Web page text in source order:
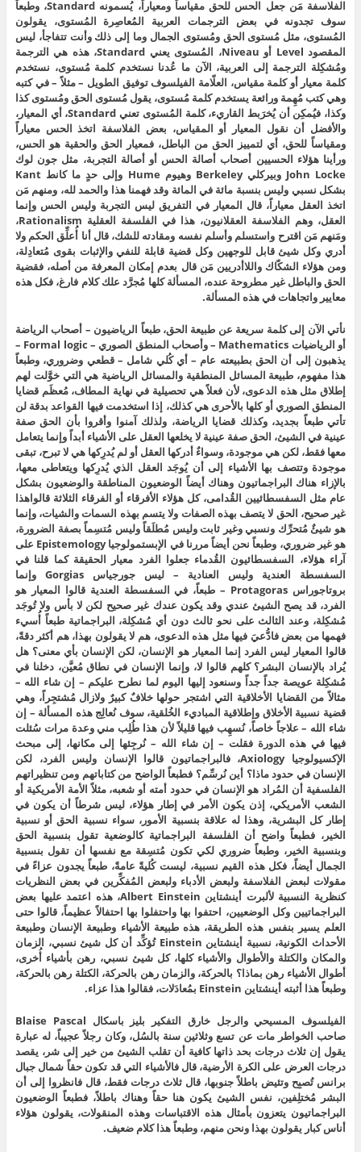
الفلاسفة مَن جعل الحس للحق مقياساً ومعياراً، يُسمونه Standard، وطبعاً
سوف تجدونه في بعض الترجمات العربية المُعاصِرة المُستوى، يقولون
المُستوى، مثل مُستوى الحق ومُستوى الجمال وما إلى ذلك وأنت تتفاجأ، ليس
المقصود Level أو Niveau، المُستوى يعني Standard، هذه هي الترجمة
ومُشكِلة الترجمة إلى العربية، الآن ما عُدنا نستخدم كلمة مُستوى، نستخدم
كلمة معيار أو كلمة مقياس، العلّامة الفيلسوف توفيق الطويل – مثلاً – في كتبه
وهي كتب مُهِمة ورائعة يستخدم كلمة مُستوى، يقول مُستوى الحق ومُستوى كذا
وكذا، فيُمكِن أن يُخرَبط القاريء، كلمة المُستوى تعني Standard، أي المعيار،
والأفضل أن نقول المعيار أو المقياس، بعض الفلاسفة اتخذ الحس معياراً
ومقياساً للحق، أي لتمييز الحق من الباطل، فمعيار الحق والحقية هو الحس،
ورأينا هؤلاء الحسيين أصحاب أصالة الحس أو أصالة التجربة، مثل جون لوك
John Locke وبيركلي Berkeley وهيوم Hume وإلى حدٍ ما كانط Kant
بشكل نسبي وليس بنسبة مائة في المائة وقد فهمنا هذا والحمد لله، ومنهم مَن
اتخذ العقل معياراً، قال المعيار في التفريق ليس التجربة وليس الحس وإنما
العقل، وهم الفلاسفة العقلانيون، هذا في الفلسفة العقلية Rationalism،
ومَنهم مَن اقترح واستسلم وأسلم نفسه ومقادته للشك، قال أنا أُعلِّق الحكم ولا
أدري وكل شيئ قابل للوجهين وكل قضية قابلة للنفي والإثبات بقوى مُتعادِلة،
ومن هؤلاء الشكّاك واللاأدريين مَن قال بعدم إمكان المعرفة من أصله، فقضية
الحق والباطل غير مطروحة عنده، المسألة كلها مُجرَّد علك كلام فارغ، فكل هذه
معايير واتجاهات في هذه المسألة.
نأتي الآن إلى كلمة سريعة عن طبيعة الحق، طبعاً الرياضيون – أصحاب الرياضة
أو الرياضيات Mathematics – وأصحاب المنطق الصوري – Formal logic –
يذهبون إلى أن الحق بطبيعته عام – أي كُلي شامل – قطعي وضروري، وطبعاً
هذا مفهوم، طبيعة المسائل المنطقية والمسائل الرياضية هي التي خوَّلت لهم
إطلاق مثل هذه الدعوى، لأن فعلاً هي تحصيلية في نهاية المطاف، مُعظَم قضايا
المنطق الصوري أو كلها بالأحرى هي كذلك، إذا استخدمت فيها القواعد بدقة لن
تأتي طبعاً بجديد، وكذلك قضايا الرياضة، ولذلك آمنوا وأقروا بأن الحق صفة
عينية في الشيئ، الحق صفة عينية لا يخلعها العقل على الأشياء أبداً وإنما يتعامل
معها فقط، لكن هي موجودة، وسواءٌ أدركها العقل أو لم يُدرِكها هي لا تبرح، تبقى
موجودة وتتصف بها الأشياء إلى أن يُوجَد العقل الذي يُدرِكها ويتعاطى معها،
بالإزاء هناك البراجماتيون وهناك أيضاً الوضعيون المناطقة والوضعيون بشكل
عام مثل السفسطائيين القُدامى، كل هؤلاء الأفرقاء أو الفرقاء الثلاثة قالواهذا
غير صحيح، الحق لا يتصف بهذه الصفات ولا يتسم بهذه السمات والشيات، وإنما
هو شيئٌ مُتحرِّك ونسبي وغير ثابت وليس مُطلَقاً وليس مُتسِماً بصفة الضرورة،
هو غير ضروري، وطبعاً نحن أيضاً مررنا في الإبستمولوجيا Epistemology على
آراء هؤلاء، السفسطائيون القُدماء جعلوا الفرد معيار الحقيقة كما قلنا في
السفسطة العندية وليس العنادية – ليس جورجياس Gorgias وإنما
بروتاجوراس Protagoras – طبعاً، في السفسطة العندية قالوا المعيار هو
الفرد، قد يصح الشيئ عندي وقد يكون عندك غير صحيح لكن لا بأس ولا تُوجَد
مُشكِلة، وعند الثالث على نحو ثالث دون أي مُشكِلة، البراجماتية طبعاً أُسيء
فهمها من بعض فادُّعيَ فيها مثل هذه الدعوى، هم لا يقولون بهذا، هم أكثر دقةً،
قالوا المعيار ليس الفرد إنما المعيار هو الإنسان، لكن الإنسان بأي معنى؟ هل
يُراد بالإنسان البشر؟ كلهم قالوا لا، وإنما الإنسان في نطاق مُعيَّن، دخلنا في
مُشكِلة عويصة جداً جداً وسنعود إليها اليوم لما نطرح عليكم – إن شاء الله –
مثالاً من القضايا الأخلاقية التي اشتجر حولها خلافٌ كبيرٌ ولازال مُشتجِراً، وهي
قضية نسبية الأخلاق وإطلاقية المباديء الخُلقية، سوف نُعالِج هذه المسألة – إن
شاء الله – علاجاً خاصاً، نُسهِب فيها قليلاً لأن هذا طُلِب مني وعدة مرات سُئلت
فيها في هذه الدورة فقلت – إن شاء الله – نُرجِئها إلى مكانها، إلى مبحث
الإكسيولوجيا Axiology، فالبراجماتيون قالوا الإنسان وليس الفرد، لكن
الإنسان في حدود ماذا؟ أين نُرسِّم؟ فطبعاً الواضح من كتاباتهم ومن تنظيراتهم
الفلسفية أن المُراد هو الإنسان في حدود أمته أو شعبه، مثلاً الأمة الأمريكية أو
الشعب الأمريكي، إذن يكون الأمر في إطار هؤلاء، ليس شرطاً أن يكون في
إطار كل البشرية، وهذا له علاقة بنسبية الأمور، سواء نسبية الحق أو نسبية
الخير، فطبعاً واضح أن الفلسفة البراجماتية كالوضعية تقول بنسبية الحق
وبنسبية الخير، وطبعاً ضروري لكي تكون مُتسِقة مع نفسها أن تقول بنسبية
الجمال أيضاً، فكل هذه القيم نسبية، ليست كُليةً عامةً، طبعاً يجدون عزاءً في
مقولات لبعض الفلاسفة ولبعض الأدباء ولبعض المُفكِّرين في بعض النظريات
كنظرية النسبية لألبرت أينشتاين Albert Einstein، هذه اعتمد عليها بعض
البراجماتيين وكل الوضعيين، احتفوا بها واحتفلوا بها احتفالاً عظيماً، قالوا حتى
العلم يسير بنفس هذه الطريقة، هذه طبيعة الأشياء وطبيعة الإنسان وطبيعة
الأحداث الكونية، نسبية أينشتاين Einstein تُؤكِّد أن كل شيئ نسبي، الزمان
والمكان والكتلة والأطوال والأشياء كلها، كل شيئ نسبي، رهن بأشياء أُخرى،
أطوال الأشياء رهن بماذا؟ بالحركة، والزمان رهن بالحركة، الكتلة رهن بالحركة،
وطبعاً هذا أثبته أينشتاين Einstein بمُعادَلات، فقالوا هذا عزاء.
الفيلسوف المسيحي والرجل خارق التفكير بليز باسكال Blaise Pascal
صاحب الخواطر مات عن تسع وثلاثين سنة بالسُل، وكان رجلاً عجيباً، له عبارة
يقول إن ثلاث درجات بحد ذاتها كافية أن تقلب الشيئ من خير إلى شر، يقصد
درجات العرض على الكرة الأرضية، قال فالأشياء التي قد تكون حقاً شمال جبال
برانس تُصبِح وتئيض باطلاً جنوبها، قال ثلاث درجات فقط، قال فانظروا إلى أن
البشر مُختلِفين، نفس الشيئ يكون هنا حقاً وهناك باطلاً، فطبعاً الوضعيون
البراجماتيون يتعزون بأمثال هذه الاقتباسات وهذه المنقولات، يقولون هؤلاء
أناس كبار يقولون بهذا ونحن منهم، وطبعاً هذا كلام ضعيف.